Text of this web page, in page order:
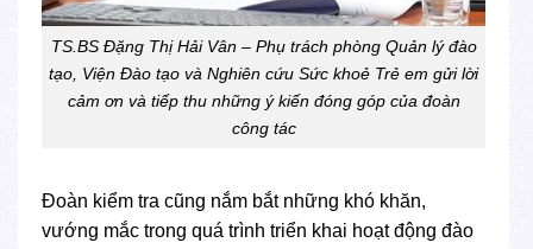
TS.BS Đặng Thị Hải Vân – Phụ trách phòng Quản lý đào
tạo, Viện Đào tạo và Nghiên cứu Sức khoẻ Trẻ em gửi lời
cảm ơn và tiếp thu những ý kiến đóng góp của đoàn
công tác
Đoàn kiểm tra cũng nắm bắt những khó khăn,
vướng mắc trong quá trình triển khai hoạt động đào